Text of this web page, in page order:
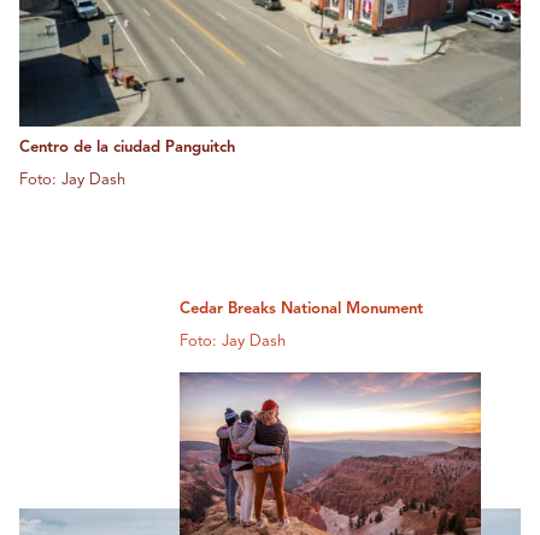
Centro de la ciudad Panguitch
Foto: Jay Dash
Cedar Breaks National Monument
Foto: Jay Dash